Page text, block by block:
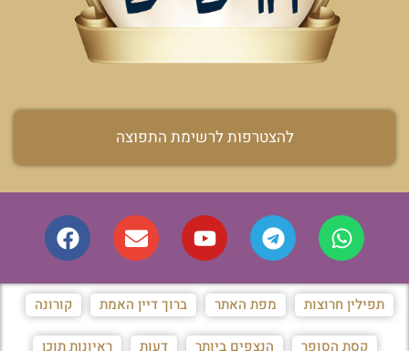
להצטרפות לרשימת התפוצה
תפילין חרוצות מפת האתר ברוך דיין האמת קורונה
קסת הסופר הנצפים ביותר דעות ראיונות תוכן